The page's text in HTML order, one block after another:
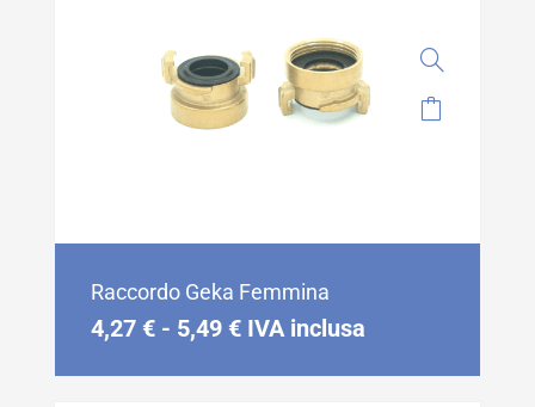
Raccordo Geka Femmina
4,27 € - 5,49 € IVA inclusa